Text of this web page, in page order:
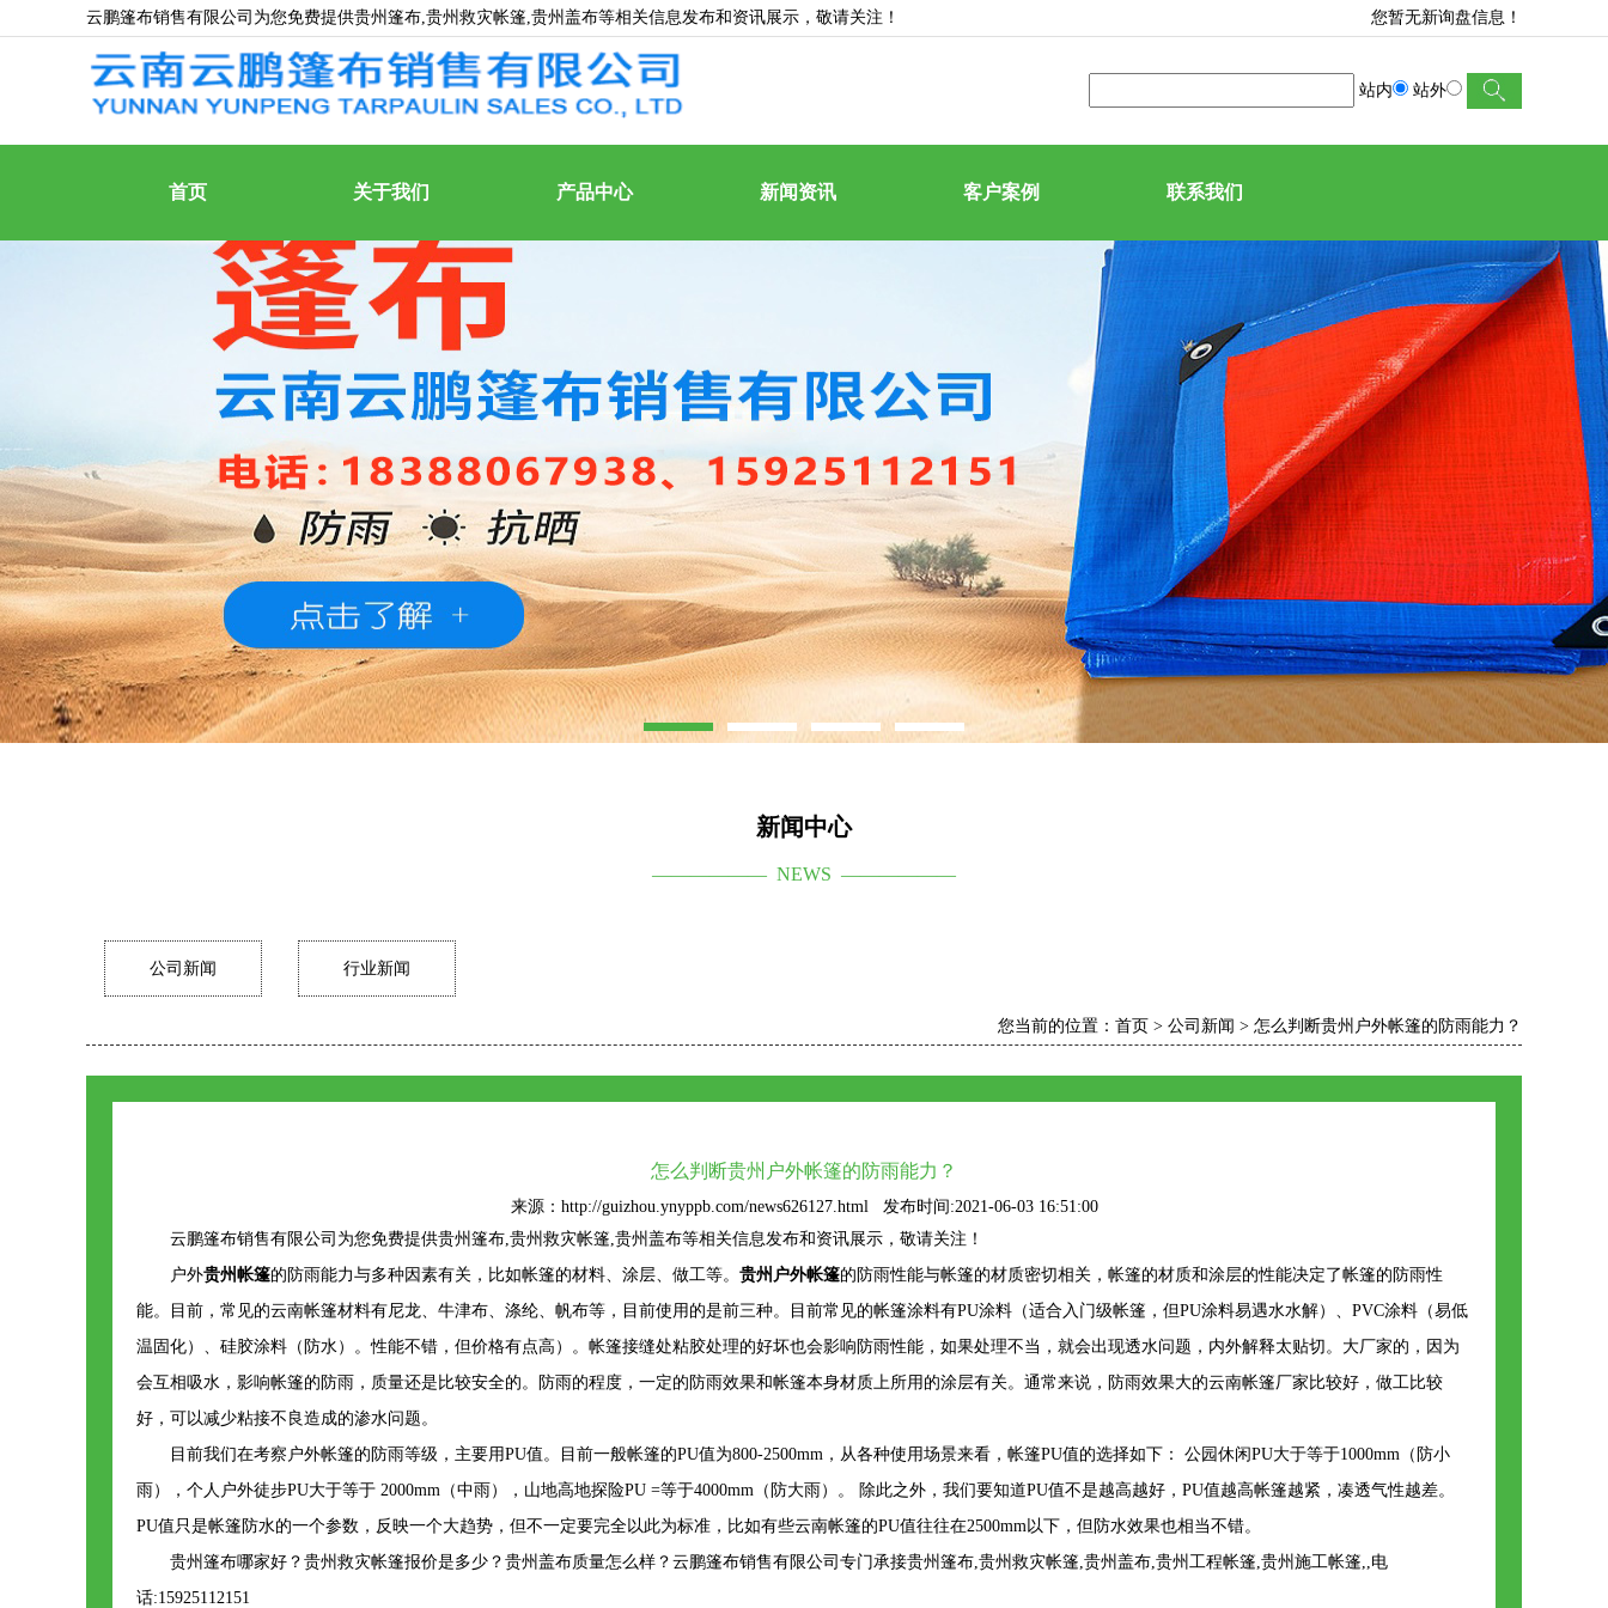
云鹏篷布销售有限公司为您免费提供贵州篷布,贵州救灾帐篷,贵州盖布等相关信息发布和资讯展示，敬请关注！ 您暂无新询盘信息！
站内 站外
首页 关于我们 产品中心 新闻资讯 客户案例 联系我们
新闻中心
—————— NEWS ——————
公司新闻 行业新闻
您当前的位置： 首页 > 公司新闻 > 怎么判断贵州户外帐篷的防雨能力？
怎么判断贵州户外帐篷的防雨能力？
来源：http://guizhou.ynyppb.com/news626127.html 发布时间:2021-06-03 16:51:00
云鹏篷布销售有限公司为您免费提供贵州篷布,贵州救灾帐篷,贵州盖布等相关信息发布和资讯展示，敬请关注！
户外贵州帐篷的防雨能力与多种因素有关，比如帐篷的材料、涂层、做工等。 贵州户外帐篷的防雨性能与帐篷的材质密切相关，帐篷的材质和涂层的性能决定了帐篷的防雨性
能。目前，常见的云南帐篷材料有尼龙、牛津布、涤纶、帆布等，目前使用的是前三种。目前常见的帐篷涂料有PU涂料（适合入门级帐篷，但PU涂料易遇水水解）、PVC涂料（易低
温固化）、硅胶涂料（防水）。性能不错，但价格有点高）。帐篷接缝处粘胶处理的好坏也会影响防雨性能，如果处理不当，就会出现透水问题，内外解释太贴切。大厂家的，因为
会互相吸水，影响帐篷的防雨，质量还是比较安全的。防雨的程度，一定的防雨效果和帐篷本身材质上所用的涂层有关。通常来说，防雨效果大的云南帐篷厂家比较好，做工比较
好，可以减少粘接不良造成的渗水问题。
目前我们在考察户外帐篷的防雨等级，主要用PU值。目前一般帐篷的PU值为800-2500mm，从各种使用场景来看，帐篷PU值的选择如下： 公园休闲PU大于等于1000mm（防小
雨），个人户外徒步PU大于等于 2000mm（中雨），山地高地探险PU =等于4000mm（防大雨）。 除此之外，我们要知道PU值不是越高越好，PU值越高帐篷越紧，凑透气性越差。
PU值只是帐篷防水的一个参数，反映一个大趋势，但不一定要完全以此为标准，比如有些云南帐篷的PU值往往在2500mm以下，但防水效果也相当不错。
贵州篷布哪家好？贵州救灾帐篷报价是多少？贵州盖布质量怎么样？云鹏篷布销售有限公司专门承接贵州篷布,贵州救灾帐篷,贵州盖布,贵州工程帐篷,贵州施工帐篷,,电
话:15925112151